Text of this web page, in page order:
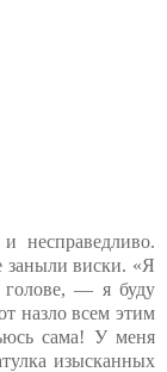
несправедливо.
заныли виски. «Я
— я буду
назло всем этим
сама! У меня
изысканных